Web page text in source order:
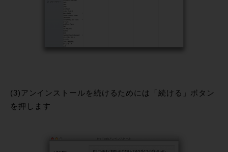
(3)アンインストールを続けるためには「続ける」ボタン
を押します